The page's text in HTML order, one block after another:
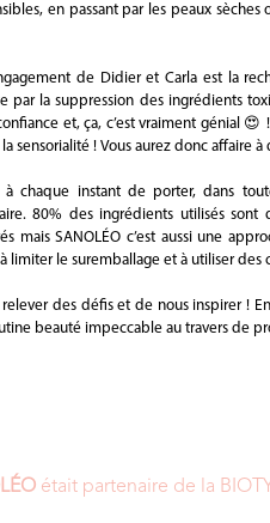
en passant par les peaux
de Didier et Carla est la
par la suppression des ingrédients
et, ça, c’est vraiment génial
sensorialité ! Vous aurez donc affaire
à chaque instant de porter, dans
80% des ingrédients utilisés sont
mais SANOLÉO c’est aussi une
limiter le suremballage et à utiliser
des défis et de nous inspirer !
beauté impeccable au travers de
était partenaire de la